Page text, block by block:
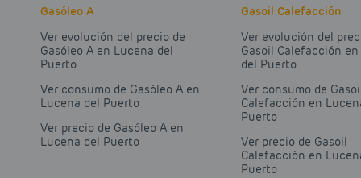
Gasóleo A
Ver evolución del precio de
Gasóleo A en Lucena del
Puerto
Ver consumo de Gasóleo A en
Lucena del Puerto
Ver precio de Gasóleo A en
Lucena del Puerto
Gasoil Calefacción
Ver evolución del
Gasoil Calefacción
del Puerto
Ver consumo de
Calefacción en
Puerto
Ver precio de Gasoil
Calefacción en
Puerto